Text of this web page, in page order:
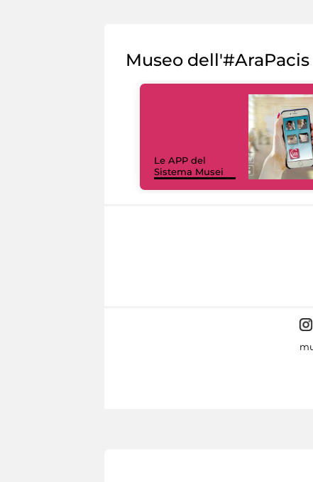
Museo dell'#AraPacis
Le APP del
Sistema Musei